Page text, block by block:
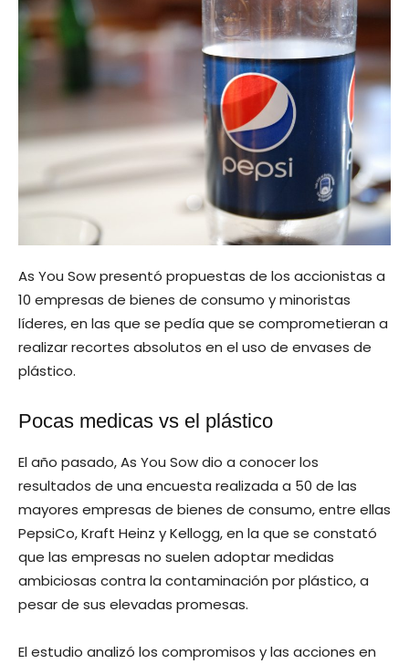
As You Sow presentó propuestas de los accionistas a
10 empresas de bienes de consumo y minoristas
líderes, en las que se pedía que se comprometieran a
realizar recortes absolutos en el uso de envases de
plástico.
Pocas medicas vs el plástico
El año pasado, As You Sow dio a conocer los
resultados de una encuesta realizada a 50 de las
mayores empresas de bienes de consumo, entre ellas
PepsiCo, Kraft Heinz y Kellogg, en la que se constató
que las empresas no suelen adoptar medidas
ambiciosas contra la contaminación por plástico, a
pesar de sus elevadas promesas.
El estudio analizó los compromisos y las acciones en